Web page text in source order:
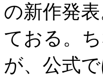
の新作発
ておる。
が、公式